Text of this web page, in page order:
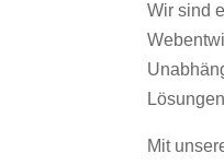
Wir sind
Mit